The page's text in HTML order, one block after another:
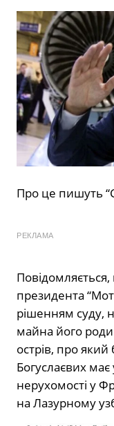
Про це пишуть
РЕКЛАМА
президента
рішенням суду,
майна його
острів, про який
Богуслаєвих має
нерухомості у
на Лазурному